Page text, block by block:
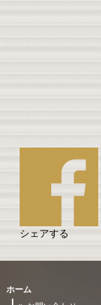
シェアする
ホーム